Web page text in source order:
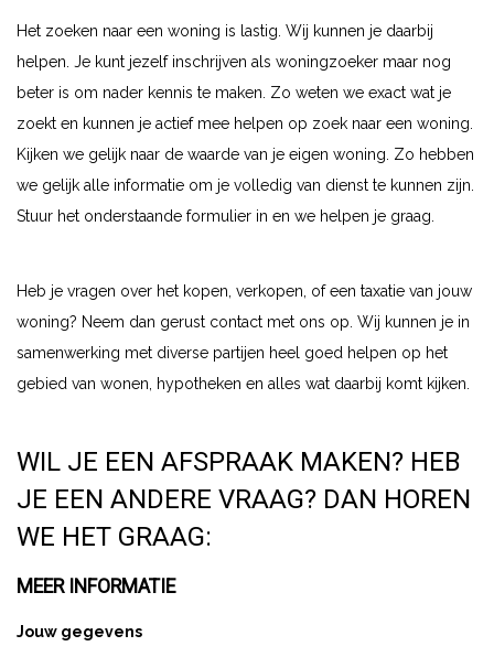
Het zoeken naar een woning is lastig. Wij kunnen je daarbij
helpen. Je kunt jezelf inschrijven als woningzoeker maar nog
beter is om nader kennis te maken. Zo weten we exact wat je
zoekt en kunnen je actief mee helpen op zoek naar een woning.
Kijken we gelijk naar de waarde van je eigen woning. Zo hebben
we gelijk alle informatie om je volledig van dienst te kunnen zijn.
Stuur het onderstaande formulier in en we helpen je graag.
Heb je vragen over het kopen, verkopen, of een taxatie van jouw
woning? Neem dan gerust contact met ons op. Wij kunnen je in
samenwerking met diverse partijen heel goed helpen op het
gebied van wonen, hypotheken en alles wat daarbij komt kijken.
WIL JE EEN AFSPRAAK MAKEN? HEB
JE EEN ANDERE VRAAG? DAN HOREN
WE HET GRAAG:
MEER INFORMATIE
Jouw gegevens